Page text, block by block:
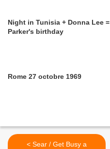
Night in Tunisia + Donna Lee =
Parker's birthday
Rome 27 octobre 1969
< Sear / Get Busy a